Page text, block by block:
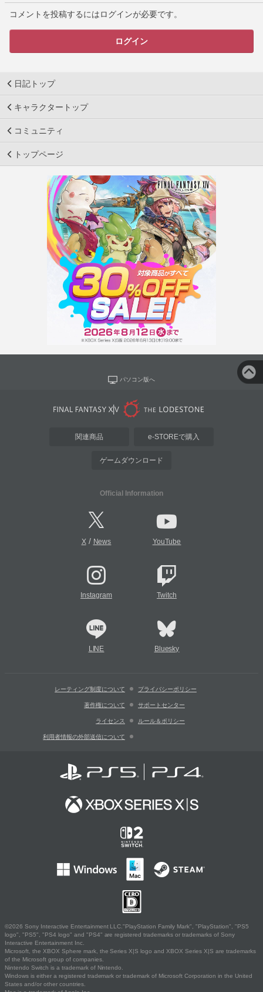
コメントを投稿するにはログインが必要です。
ログイン
日記トップ
キャラクタートップ
コミュニティ
トップページ
パソコン版へ
関連商品 e-STOREで購入
ゲームダウンロード
Official Information
X/ News YouTube
Instagram Twitch
LINE Bluesky
レーティング制度について プライバシーポリシー
著作権について サポートセンター
ライセンス ルール＆ポリシー
利用者情報の外部送信について
©2026 Sony Interactive Entertainment LLC."PlayStation Family Mark", "PlayStation", "PS5
logo", "PS5", "PS4 logo" and "PS4" are registered trademarks or trademarks of Sony
Interactive Entertainment Inc.
Microsoft, the XBOX Sphere mark, the Series X|S logo and XBOX Series X|S are trademarks
of the Microsoft group of companies.
Nintendo Switch is a trademark of Nintendo.
Windows is either a registered trademark or trademark of Microsoft Corporation in the United
States and/or other countries.